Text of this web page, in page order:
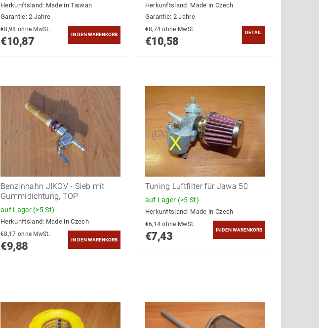
Herkunftsland: Made in Taiwan
Garantie: 2 Jahre
€8,98 ohne MwSt.
€10,87
Herkunftsland: Made in Czech
Garantie: 2 Jahre
€8,74 ohne MwSt.
€10,58
DETAIL
Benzinhahn JIKOV - Sieb mit
Gummidichtung, TOP
auf Lager (>5 St)
Herkunftsland: Made in Czech
€8,17 ohne MwSt.
€9,88
Tuning Luftfilter für Jawa 50
auf Lager (>5 St)
Herkunftsland: Made in Czech
€6,14 ohne MwSt.
€7,43